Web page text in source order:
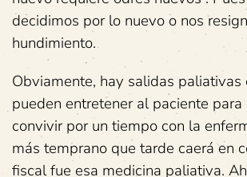
decidimos por lo nuevo o nos
hundimiento.
Obviamente, hay salidas paliativas
pueden entretener al paciente
convivir por un tiempo con la
más temprano que tarde caerá en
fiscal fue esa medicina paliativa.